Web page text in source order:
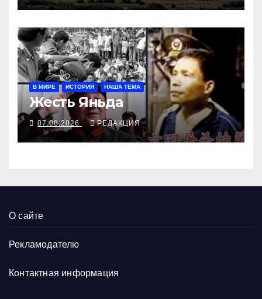
В МИРЕ ИСТОРИЯ НАША ТЕМА
Жесть Яньда
07.08.2026 РЕДАКЦИЯ
О сайте
Рекламодателю
Контактная информация